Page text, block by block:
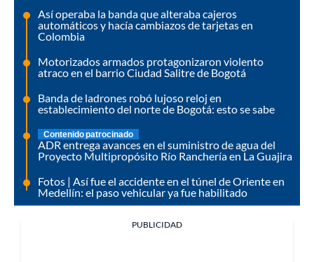
Así operaba la banda que alteraba cajeros
automáticos y hacía cambiazos de tarjetas en
Colombia
Motorizados armados protagonizaron violento
atraco en el barrio Ciudad Salitre de Bogotá
Banda de ladrones robó lujoso reloj en
establecimiento del norte de Bogotá: esto se sabe
Contenido patrocinado
ADR entrega avances en el suministro de agua del
Proyecto Multipropósito Río Ranchería en La Guajira
Fotos | Así fue el accidente en el túnel de Oriente en
Medellín: el paso vehicular ya fue habilitado
PUBLICIDAD